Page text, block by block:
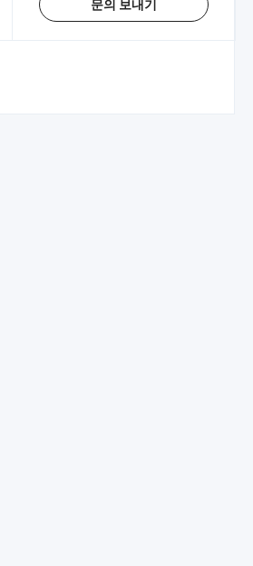
문의 보내기